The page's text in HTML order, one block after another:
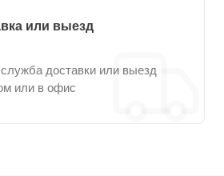
или выезд
доставки или выезд
или в офис